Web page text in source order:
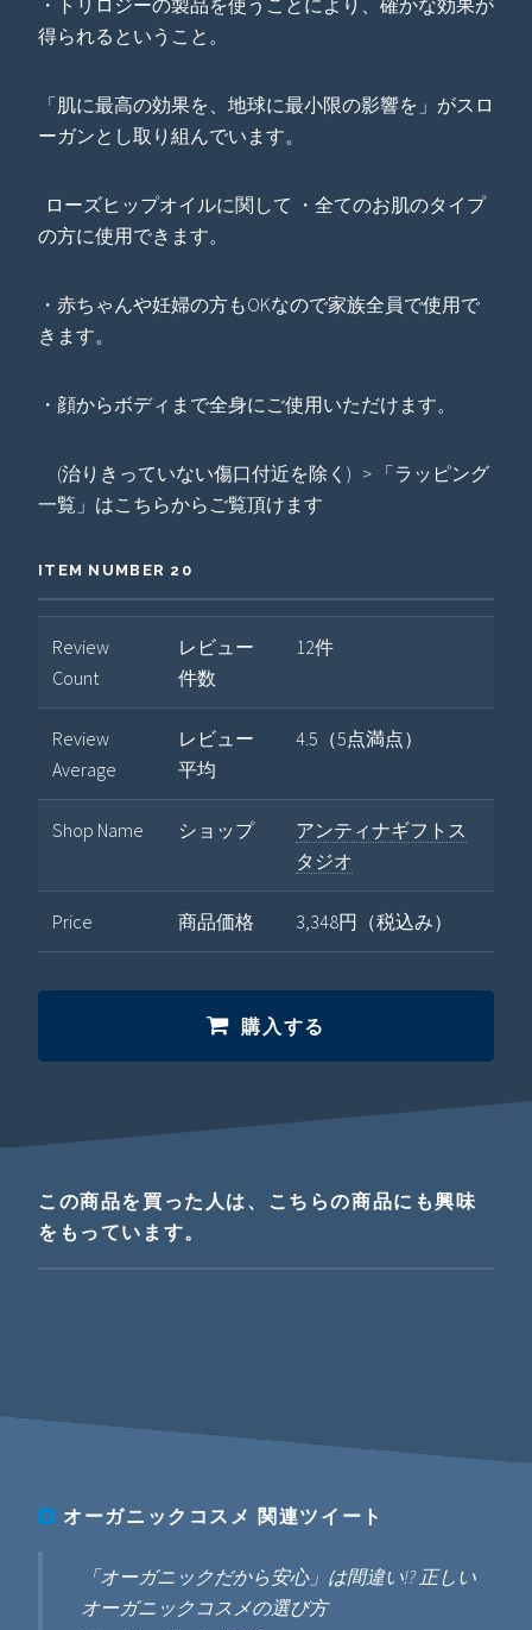
・トリロジーの製品を使うことにより、確かな効果が
得られるということ。
「肌に最高の効果を、地球に最小限の影響を」がスロ
ーガンとし取り組んでいます。
ローズヒップオイルに関して ・全てのお肌のタイプ
の方に使用できます。
・赤ちゃんや妊婦の方もOKなので家族全員で使用で
きます。
・顔からボディまで全身にご使用いただけます。
(治りきっていない傷口付近を除く) > 「ラッピング
一覧」はこちらからご覧頂けます
ITEM NUMBER 20
Review
Count
レビュー
件数
12件
Review
Average
レビュー
平均
4.5（5点満点）
Shop Name ショップ
アンティナギフトス
タジオ
Price 商品価格 3,348円（税込み）
購入する
この商品を買った人は、こちらの商品にも興味
をもっています。
オーガニックコスメ 関連ツイート
「オーガニックだから安心」は間違い!? 正しい
オーガニックコスメの選び方